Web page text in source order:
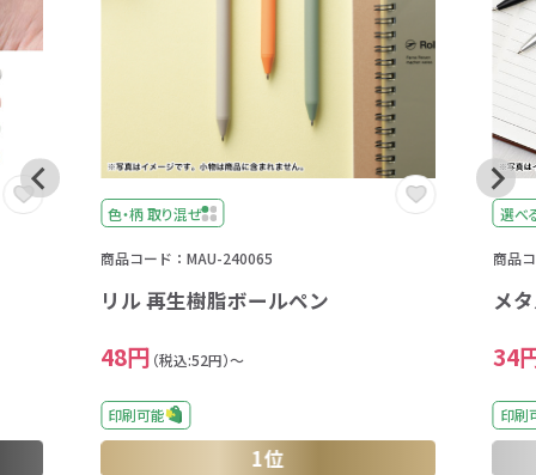
色・柄 取り混ぜ
商品コード：MAU-240065
リル 再生樹脂ボールペン
48円 （税込:52円）～
印刷可能
1位
選べ
商品
メ
34
印刷